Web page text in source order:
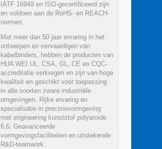
IATF 16949 en ISO-gecertificeerd zijn
en voldoen aan de RoHS- en REACH-
normen.
Met meer dan 50 jaar ervaring in het
ontwerpen en vervaardigen van
kabelbinders, hebben de producten van
HUA WEI UL, CSA, GL, CE en CQC-
accreditatie verkregen en zijn van hoge
kwaliteit en geschikt voor toepassing
in alle soorten zware industriële
omgevingen. Rijke ervaring en
specialisatie in precisievormgeving
met engineering kunststof polyamide
6,6. Geavanceerde
vormgevingsfaciliteiten en uitstekende
R&D-teamwork.